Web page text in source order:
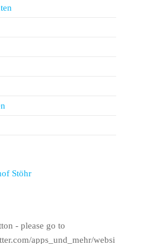
Stöhr
- please go to
apps_und_mehr/websi